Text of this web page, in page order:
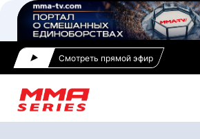
Смотреть прямой эфир